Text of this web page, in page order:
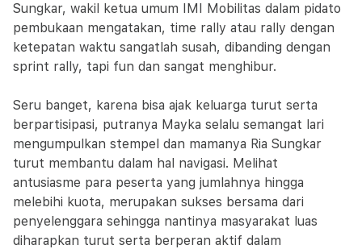
Sungkar, wakil ketua umum IMI Mobilitas dalam pidato
pembukaan mengatakan, time rally atau rally dengan
ketepatan waktu sangatlah susah, dibanding dengan
sprint rally, tapi fun dan sangat menghibur.
Seru banget, karena bisa ajak keluarga turut serta
berpartisipasi, putranya Mayka selalu semangat lari
mengumpulkan stempel dan mamanya Ria Sungkar
turut membantu dalam hal navigasi. Melihat
antusiasme para peserta yang jumlahnya hingga
melebihi kuota, merupakan sukses bersama dari
penyelenggara sehingga nantinya masyarakat luas
diharapkan turut serta berperan aktif dalam